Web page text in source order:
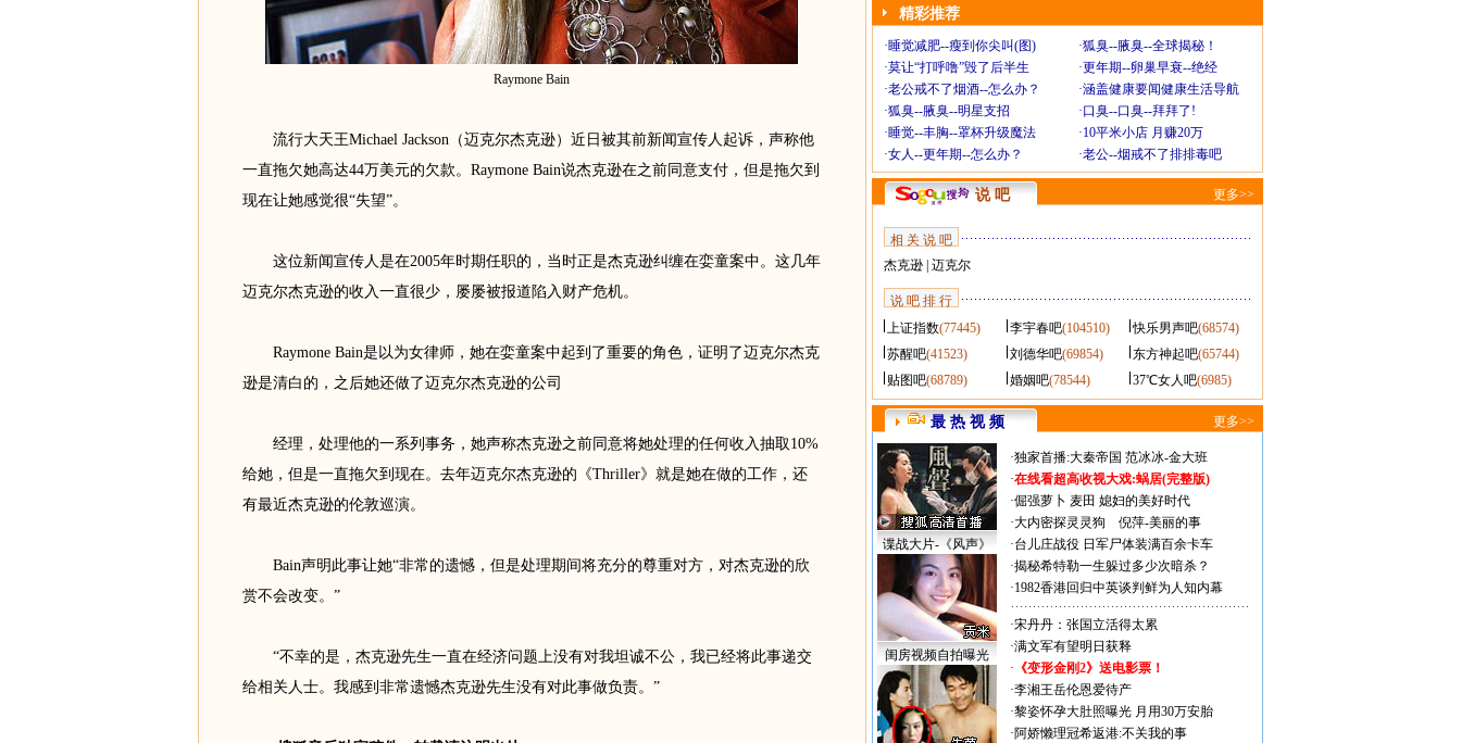
Raymone Bain
流行大天王Michael Jackson（迈克尔杰克逊）近日被其前新闻宣传人起诉，声称他
一直拖欠她高达44万美元的欠款。Raymone Bain说杰克逊在之前同意支付，但是拖欠到
现在让她感觉很“失望”。
这位新闻宣传人是在2005年时期任职的，当时正是杰克逊纠缠在娈童案中。这几年
迈克尔杰克逊的收入一直很少，屡屡被报道陷入财产危机。
Raymone Bain是以为女律师，她在娈童案中起到了重要的角色，证明了迈克尔杰克
逊是清白的，之后她还做了迈克尔杰克逊的公司
经理，处理他的一系列事务，她声称杰克逊之前同意将她处理的任何收入抽取10%
给她，但是一直拖欠到现在。去年迈克尔杰克逊的《Thriller》就是她在做的工作，还
有最近杰克逊的伦敦巡演。
Bain声明此事让她“非常的遗憾，但是处理期间将充分的尊重对方，对杰克逊的欣
赏不会改变。”
“不幸的是，杰克逊先生一直在经济问题上没有对我坦诚不公，我已经将此事递交
给相关人士。我感到非常遗憾杰克逊先生没有对此事做负责。”
精彩推荐
·睡觉减肥--瘦到你尖叫(图) ·狐臭--腋臭--全球揭秘！
·莫让“打呼噜”毁了后半生 ·更年期--卵巢早衰--绝经
·老公戒不了烟酒--怎么办？ ·涵盖健康要闻健康生活导航
·狐臭--腋臭--明星支招 ·口臭--口臭--拜拜了!
·睡觉--丰胸--罩杯升级魔法 ·10平米小店 月赚20万
·女人--更年期--怎么办？ ·老公--烟戒不了排排毒吧
说 吧 更多>>
相 关 说 吧
杰克逊| 迈克尔
说 吧 排 行
上证指数(77445) 李宇春吧(104510) 快乐男声吧(68574)
苏醒吧(41523) 刘德华吧(69854) 东方神起吧(65744)
贴图吧(68789) 婚姻吧(78544) 37℃女人吧(6985)
最 热 视 频 更多>>
谍战大片-《风声》
闺房视频自拍曝光
·独家首播:大秦帝国 范冰冰-金大班
·在线看超高收视大戏:蜗居(完整版)
·倔强萝卜 麦田 媳妇的美好时代
·大内密探灵灵狗
倪萍-美丽的事
·台儿庄战役 日军尸体装满百余卡车
·揭秘希特勒一生躲过多少次暗杀？
·1982香港回归中英谈判鲜为人知内幕
·宋丹丹：张国立活得太累
·满文军有望明日获释
· 《变形金刚2》送电影票！
·李湘王岳伦恩爱待产
·黎姿怀孕大肚照曝光 月用30万安胎
·阿娇懒理冠希返港:不关我的事